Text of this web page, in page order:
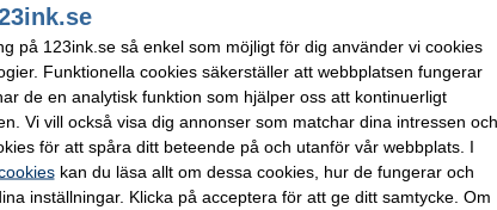
i lager
Beställ nu så skickar vi idag!
Beställ
på 123ink.se så enkel som möjligt för dig använder vi cookies
Funktionella cookies säkerställer att webbplatsen fungerar
de en analytisk funktion som hjälper oss att kontinuerligt
Vi vill också visa dig annonser som matchar dina intressen och
för att spåra ditt beteende på och utanför vår webbplats. I
kan du läsa allt om dessa cookies, hur de fungerar och
inställningar. Klicka på acceptera för att ge ditt samtycke. Om